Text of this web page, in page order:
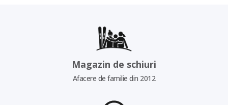
Magazin de schiuri
Afacere de familie din 2012